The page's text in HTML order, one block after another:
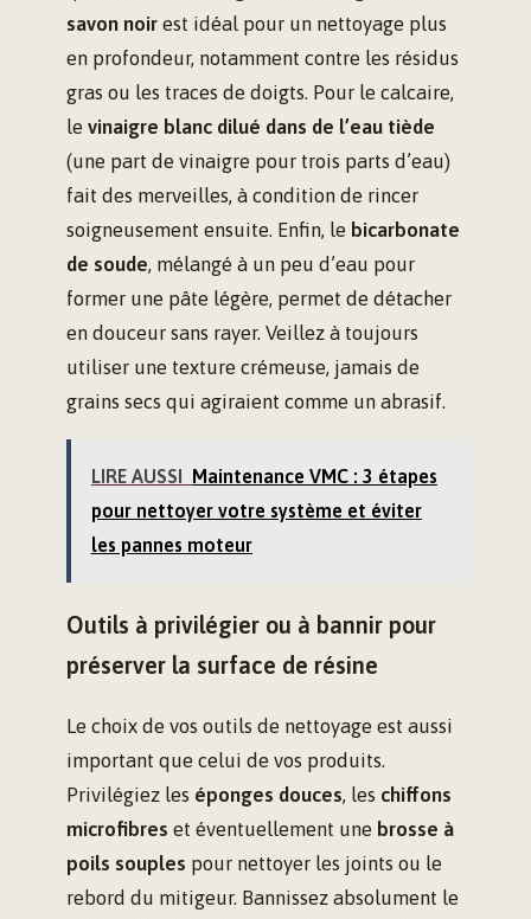
savon noir est idéal pour un nettoyage plus
en profondeur, notamment contre les résidus
gras ou les traces de doigts. Pour le calcaire,
le vinaigre blanc dilué dans de l’eau tiède
(une part de vinaigre pour trois parts d’eau)
fait des merveilles, à condition de rincer
soigneusement ensuite. Enfin, le bicarbonate
de soude, mélangé à un peu d’eau pour
former une pâte légère, permet de détacher
en douceur sans rayer. Veillez à toujours
utiliser une texture crémeuse, jamais de
grains secs qui agiraient comme un abrasif.
LIRE AUSSI Maintenance VMC : 3 étapes
pour nettoyer votre système et éviter
les pannes moteur
Outils à privilégier ou à bannir pour
préserver la surface de résine
Le choix de vos outils de nettoyage est aussi
important que celui de vos produits.
Privilégiez les éponges douces, les chiffons
microfibres et éventuellement une brosse à
poils souples pour nettoyer les joints ou le
rebord du mitigeur. Bannissez absolument le